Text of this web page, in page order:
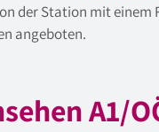
der Station mit
angeboten.
A1/